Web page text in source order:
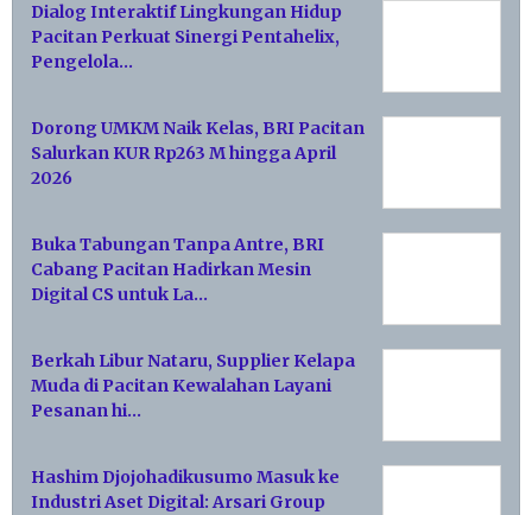
Dialog Interaktif Lingkungan Hidup
Pacitan Perkuat Sinergi Pentahelix,
Pengelola…
Dorong UMKM Naik Kelas, BRI Pacitan
Salurkan KUR Rp263 M hingga April
2026
Buka Tabungan Tanpa Antre, BRI
Cabang Pacitan Hadirkan Mesin
Digital CS untuk La…
Berkah Libur Nataru, Supplier Kelapa
Muda di Pacitan Kewalahan Layani
Pesanan hi…
Hashim Djojohadikusumo Masuk ke
Industri Aset Digital: Arsari Group